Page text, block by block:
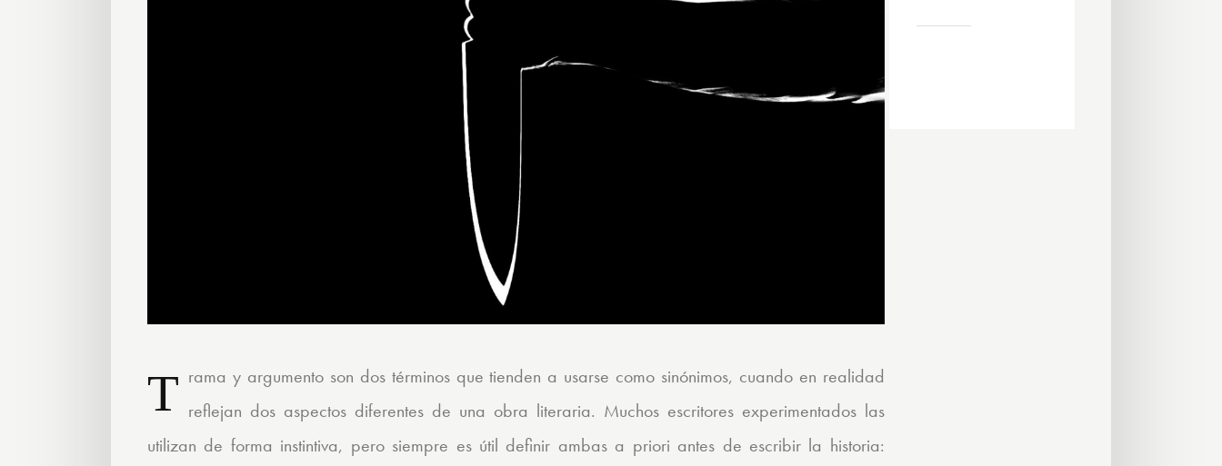
Trama y argumento son dos términos que tienden a usarse como sinónimos, cuando en realidad reflejan dos aspectos diferentes de una obra literaria. Muchos escritores experimentados las
utilizan de forma instintiva, pero siempre es útil definir ambas a priori antes de escribir la historia: